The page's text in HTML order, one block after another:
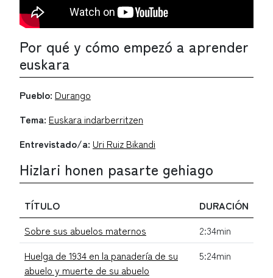
Por qué y cómo empezó a aprender
euskara
Pueblo: Durango
Tema: Euskara indarberritzen
Entrevistado/a: Uri Ruiz Bikandi
Hizlari honen pasarte gehiago
TÍTULO
DURACIÓN
Sobre sus abuelos maternos
2:34min
Huelga de 1934 en la panadería de su
abuelo y muerte de su abuelo
5:24min